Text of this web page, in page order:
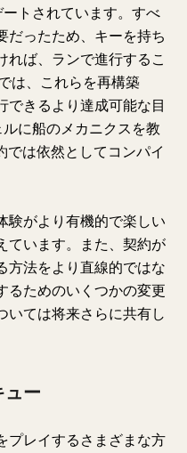
トされています。すべ
だったため、キーを持ち
れば、ランで進行するこ
は、これらを再構築
できるより達成可能な目
に船のメカニクスを教
では依然としてコンパイ
験がより有機的で楽しい
ています。また、契約が
方法をより直線的ではな
るためのいくつかの変更
いては将来さらに共有し
ュー
レイするさまざまな方